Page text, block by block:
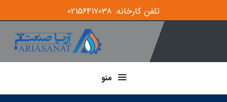
تلفن کارخانه: 02156417038
منو